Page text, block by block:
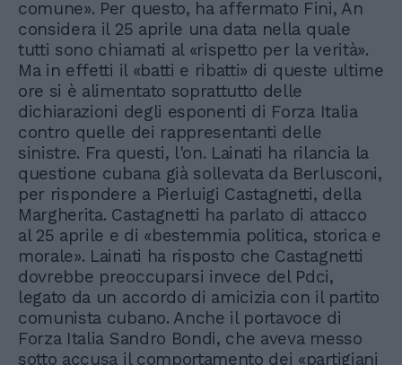
comune». Per questo, ha affermato Fini, An
considera il 25 aprile una data nella quale
tutti sono chiamati al «rispetto per la verità».
Ma in effetti il «batti e ribatti» di queste ultime
ore si è alimentato soprattutto delle
dichiarazioni degli esponenti di Forza Italia
contro quelle dei rappresentanti delle
sinistre. Fra questi, l'on. Lainati ha rilancia la
questione cubana già sollevata da Berlusconi,
per rispondere a Pierluigi Castagnetti, della
Margherita. Castagnetti ha parlato di attacco
al 25 aprile e di «bestemmia politica, storica e
morale». Lainati ha risposto che Castagnetti
dovrebbe preoccuparsi invece del Pdci,
legato da un accordo di amicizia con il partito
comunista cubano. Anche il portavoce di
Forza Italia Sandro Bondi, che aveva messo
sotto accusa il comportamento dei «partigiani